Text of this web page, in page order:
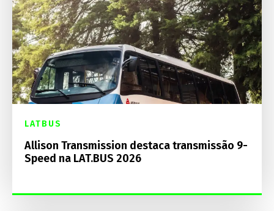
LATBUS
Allison Transmission destaca transmissão 9-
Speed na LAT.BUS 2026